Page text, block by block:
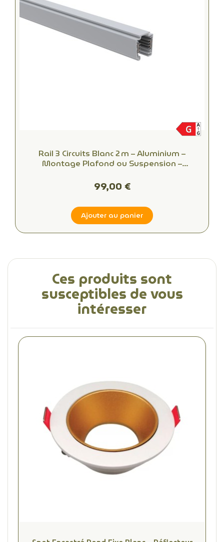
Rail 3 Circuits Blanc 2 m – Aluminium –
Montage Plafond ou Suspension –
99,00 €
Ajouter au panier
Ces produits sont
susceptibles de vous
intéresser